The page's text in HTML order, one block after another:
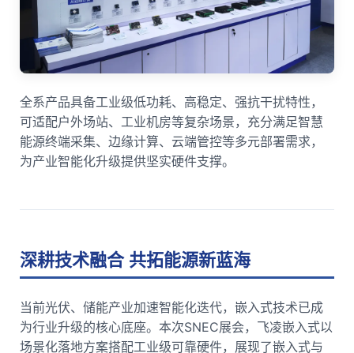
全系产品具备工业级低功耗、高稳定、强抗干扰特性，
可适配户外场站、工业机房等复杂场景，充分满足智慧
能源终端采集、 边缘计算、云端管控等多元部署需求，
为产业智能化升级提供坚实硬件支撑。
深耕技术融合 共拓能源新蓝海
当前光伏、储能产业加速智能化迭代，嵌入式技术已成
为行业升级的核心底座。本次SNEC展会，飞凌嵌入式以
场景化落地方案搭配工业级可靠硬件，展现了嵌入式与